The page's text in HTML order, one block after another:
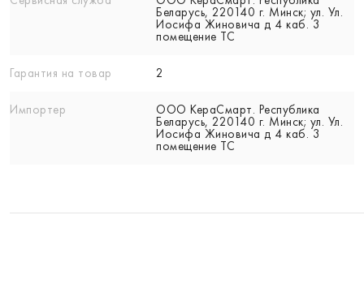
Беларусь, 220140 г. Минск; ул. Ул.
Иосифа Жиновича д 4 каб. 3
помещение ТС
Гарантия на товар 2
Импортер
ООО КераСмарт. Республика
Беларусь, 220140 г. Минск; ул. Ул.
Иосифа Жиновича д 4 каб. 3
помещение ТС